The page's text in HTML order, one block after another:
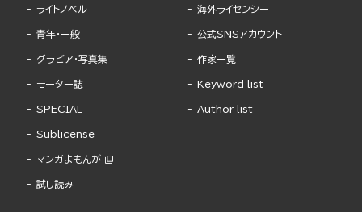
ライトノベル
青年・一般
グラビア・写真集
モーター誌
SPECIAL
Sublicense
マンガよもんが
試し読み
海外ライセンシー
公式SNSアカウント
作家一覧
Keyword list
Author list